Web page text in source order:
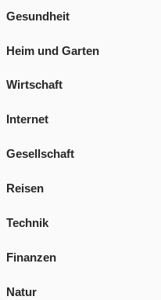
Gesundheit
Heim und Garten
Wirtschaft
Internet
Gesellschaft
Reisen
Technik
Finanzen
Natur